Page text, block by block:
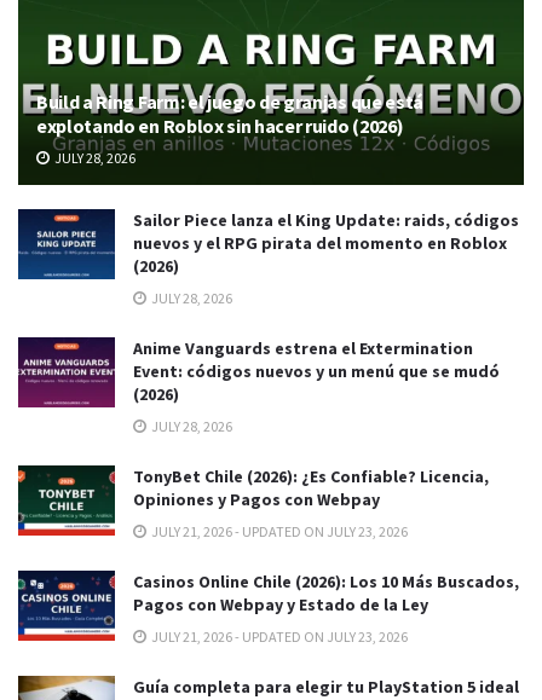
Build a Ring Farm: el juego de granjas que está
explotando en Roblox sin hacer ruido (2026)
JULY 28, 2026
Sailor Piece lanza el King Update: raids, códigos
nuevos y el RPG pirata del momento en Roblox
(2026)
JULY 28, 2026
Anime Vanguards estrena el Extermination
Event: códigos nuevos y un menú que se mudó
(2026)
JULY 28, 2026
TonyBet Chile (2026): ¿Es Confiable? Licencia,
Opiniones y Pagos con Webpay
JULY 21, 2026 - UPDATED ON JULY 23, 2026
Casinos Online Chile (2026): Los 10 Más Buscados,
Pagos con Webpay y Estado de la Ley
JULY 21, 2026 - UPDATED ON JULY 23, 2026
Guía completa para elegir tu PlayStation 5 ideal